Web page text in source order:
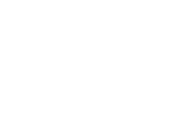
zu erhöhen oder zu reduzieren.